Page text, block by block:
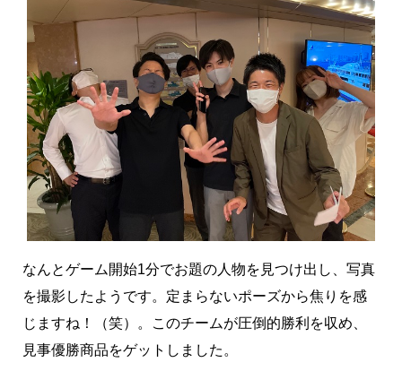
なんとゲーム開始1分でお題の人物を見つけ出し、写真
を撮影したようです。定まらないポーズから焦りを感
じますね！（笑）。このチームが圧倒的勝利を収め、
見事優勝商品をゲットしました。